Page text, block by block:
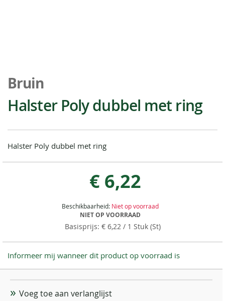
naar
het
begin
van
gallerij
Bruin
Halster Poly dubbel met ring
Halster Poly dubbel met ring
€ 6,22
€ 6,22/ 1 Stuk (St)
Beschikbaarheid: Niet op voorraad
NIET OP VOORRAAD
Informeer mij wanneer dit product op voorraad is
Voeg toe aan verlanglijst